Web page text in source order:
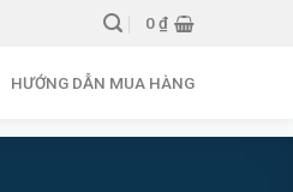
0₫
HƯỚNG DẪN MUA HÀNG